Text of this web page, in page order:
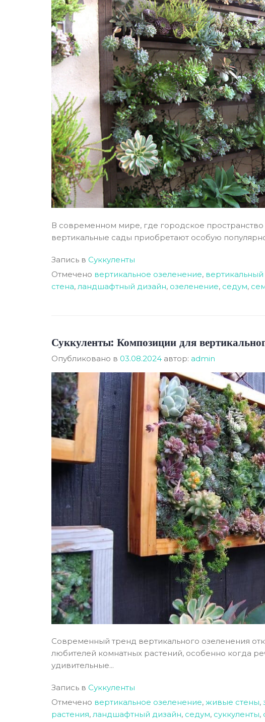
В современном мире, где городское
вертикальные сады приобретают особую
Запись в Суккуленты
Отмечено вертикальное озеленение, вертикальный
стена, ландшафтный дизайн, озеленение, седум,
Суккуленты: Композиции для
Опубликовано в 03.08.2024 автор: admin
Современный тренд вертикального озеленения
любителей комнатных растений, особенно когда
удивительные...
Запись в Суккуленты
Отмечено вертикальное озеленение, живые стены,
растения, ландшафтный дизайн, седум, суккуленты,